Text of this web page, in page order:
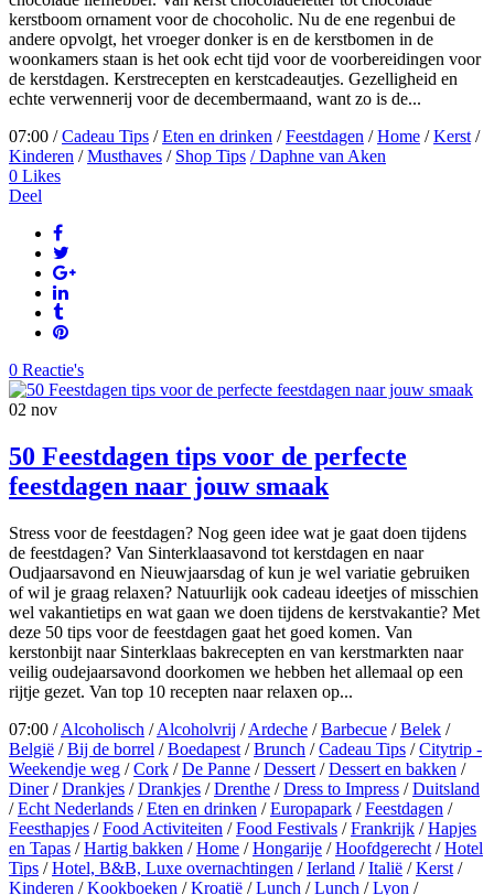
kerstboom ornament voor de chocoholic. Nu de ene regenbui de
andere opvolgt, het vroeger donker is en de kerstbomen in de
woonkamers staan is het ook echt tijd voor de voorbereidingen voor
de kerstdagen. Kerstrecepten en kerstcadeautjes. Gezelligheid en
echte verwennerij voor de decembermaand, want zo is de...
07:00 /Cadeau Tips /Eten en drinken /Feestdagen /Home /Kerst /
Kinderen /Musthaves / Shop Tips / Daphne van Aken
0 Likes
Deel
0 Reactie's
02 nov
50 Feestdagen tips voor de perfecte
feestdagen naar jouw smaak
Stress voor de feestdagen? Nog geen idee wat je gaat doen tijdens
de feestdagen? Van Sinterklaasavond tot kerstdagen en naar
Oudjaarsavond en Nieuwjaarsdag of kun je wel variatie gebruiken
of wil je graag relaxen? Natuurlijk ook cadeau ideetjes of misschien
wel vakantietips en wat gaan we doen tijdens de kerstvakantie? Met
deze 50 tips voor de feestdagen gaat het goed komen. Van
kerstonbijt naar Sinterklaas bakrecepten en van kerstmarkten naar
veilig oudejaarsavond doorkomen we hebben het allemaal op een
rijtje gezet. Van top 10 recepten naar relaxen op...
07:00 /Alcoholisch /Alcoholvrij /Ardeche /Barbecue /Belek /
België /Bij de borrel /Boedapest /Brunch /Cadeau Tips /Citytrip -
Weekendje weg /Cork /De Panne /Dessert /Dessert en bakken /
Diner/Drankjes /Drankjes /Drenthe /Dress to Impress /Duitsland
/Echt Nederlands /Eten en drinken /Europapark /Feestdagen /
Feesthapjes /Food Activiteiten /Food Festivals /Frankrijk /Hapjes
en Tapas /Hartig bakken /Home /Hongarije /Hoofdgerecht /Hotel
Tips /Hotel, B&B, Luxe overnachtingen /Ierland /Italië /Kerst /
Kinderen /Kookboeken /Kroatië /Lunch /Lunch /Lyon /